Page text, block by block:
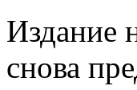
Издание
снова